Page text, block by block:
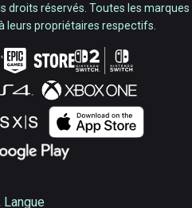
droits réservés. Toutes les marques
leurs propriétaires respectifs.
Langue